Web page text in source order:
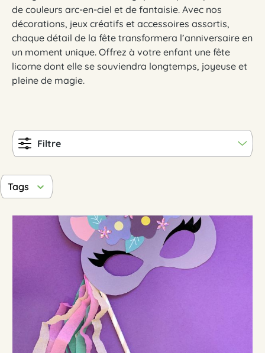
de couleurs arc-en-ciel et de fantaisie. Avec nos
décorations, jeux créatifs et accessoires assortis,
chaque détail de la fête transformera l’anniversaire en
un moment unique. Offrez à votre enfant une fête
licorne dont elle se souviendra longtemps, joyeuse et
pleine de magie.
Filtre
Tags